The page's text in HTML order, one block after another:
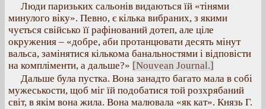
Люди паризьких сальонів видаються їй «тінями
минулого віку». Певно, є кілька вибраних, з якими
чується свійсько її рафінований дотеп, але ціле
окружения – «добре, аби протанцювати десять мінут
вальса, замінятися кількома банальностями і відповісти
на компліменти, а дальше?» [Nouvean Journal.]
Дальше була пустка. Вона занадто багато мала в собі
мужеськости, щоб міг їй подобатися той розхрябаний
світ, в якім вона жила. Вона малювала «як кат». Князь Г.